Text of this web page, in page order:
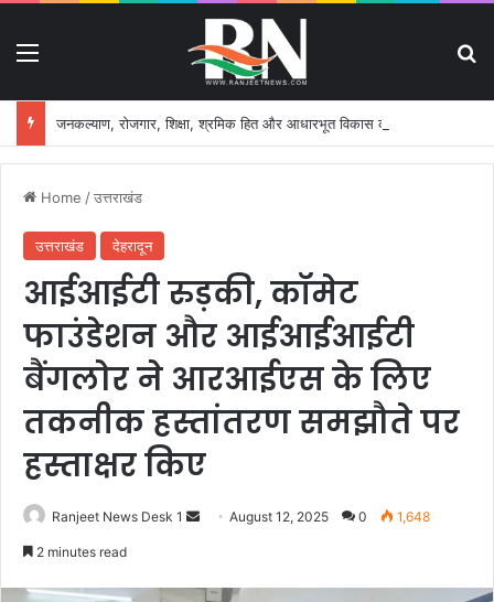
Home /उत्तराखंड
उत्तराखंड देहरादून
आईआईटी रुड़की, कॉमेट
फाउंडेशन और आईआईआईटी
बैंगलोर ने आरआईएस के लिए
तकनीक हस्तांतरण समझौते पर
हस्ताक्षर किए
Ranjeet News Desk 1 August 12, 2025 0 1,648
2 minutes read